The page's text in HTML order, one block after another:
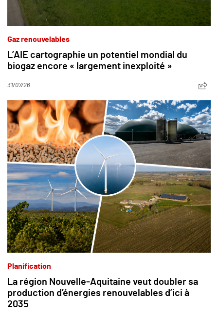
Gaz renouvelables
L’AIE cartographie un potentiel mondial du
biogaz encore « largement inexploité »
31/07/26
Planification
La région Nouvelle-Aquitaine veut doubler sa
production d’énergies renouvelables d’ici à
2035